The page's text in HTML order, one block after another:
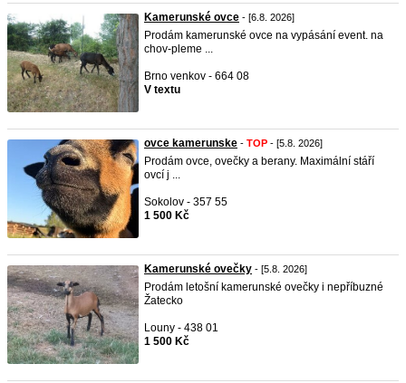
Kamerunské ovce - [6.8. 2026]
Prodám kamerunské ovce na vypásání event. na
chov-pleme ...
Brno venkov - 664 08
V textu
ovce kamerunske - TOP - [5.8. 2026]
Prodám ovce, ovečky a berany. Maximální stáří
ovcí j ...
Sokolov - 357 55
1 500 Kč
Kamerunské ovečky - [5.8. 2026]
Prodám letošní kamerunské ovečky i nepříbuzné
Žatecko
Louny - 438 01
1 500 Kč